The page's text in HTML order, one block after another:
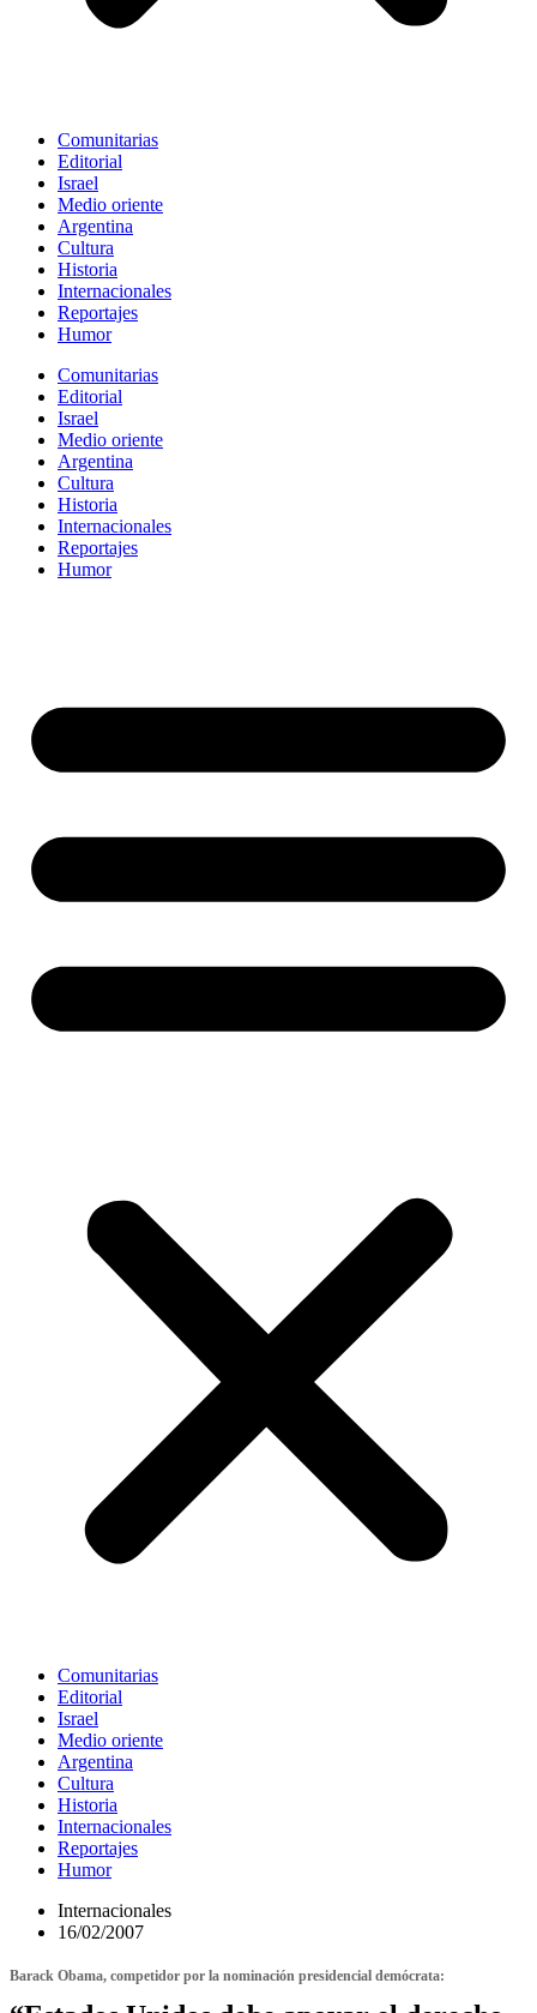
Comunitarias
Editorial
Israel
Medio oriente
Argentina
Cultura
Historia
Internacionales
Reportajes
Humor
Comunitarias
Editorial
Israel
Medio oriente
Argentina
Cultura
Historia
Internacionales
Reportajes
Humor
Comunitarias
Editorial
Israel
Medio oriente
Argentina
Cultura
Historia
Internacionales
Reportajes
Humor
Internacionales
16/02/2007
Barack Obama, competidor por la nominación presidencial demócrata: